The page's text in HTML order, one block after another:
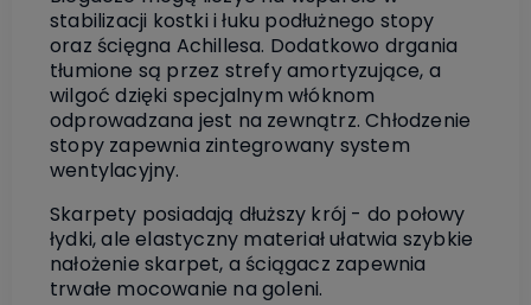
stabilizacji kostki i łuku podłużnego stopy
oraz ścięgna Achillesa. Dodatkowo drgania
tłumione są przez strefy amortyzujące, a
wilgoć dzięki specjalnym włóknom
odprowadzana jest na zewnątrz. Chłodzenie
stopy zapewnia zintegrowany system
wentylacyjny.
Skarpety posiadają dłuższy krój - do połowy
łydki, ale elastyczny materiał ułatwia szybkie
nałożenie skarpet, a ściągacz zapewnia
trwałe mocowanie na goleni.